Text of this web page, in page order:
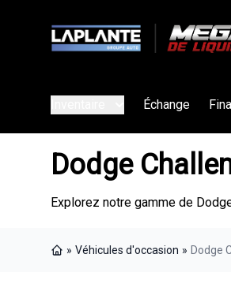
Échange
Dodge
Explorez notre gamme de
» Véhicules d'occasion » Dodge